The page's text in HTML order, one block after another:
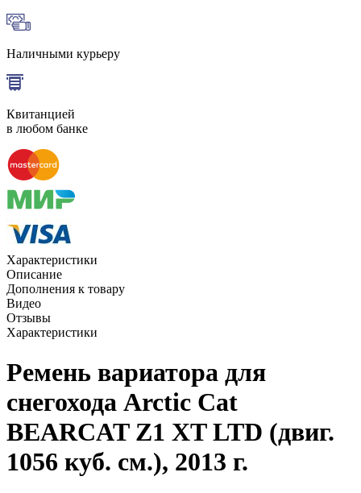
Наличными курьеру
Квитанцией
в любом банке
Характеристики
Описание
Дополнения к товару
Видео
Отзывы
Характеристики
Ремень вариатора для
снегохода Arctic Cat
BEARCAT Z1 XT LTD (двиг.
1056 куб. см.), 2013 г.